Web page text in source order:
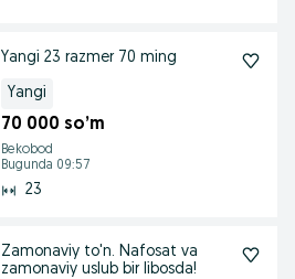
Yangi 23 razmer 70 ming
Yangi
70 000 so’m
Bekobod
Bugunda 09:57
23
Zamonaviy to'n. Nafosat va
zamonaviy uslub bir libosda!